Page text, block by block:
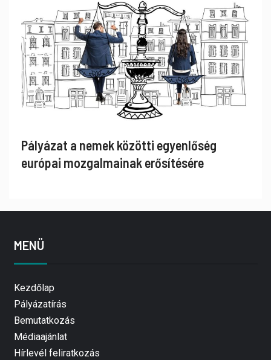
Pályázat a nemek közötti egyenlőség
európai mozgalmainak erősítésére
MENÜ
Kezdőlap
Pályázatírás
Bemutatkozás
Médiaajánlat
Hírlevél feliratkozás